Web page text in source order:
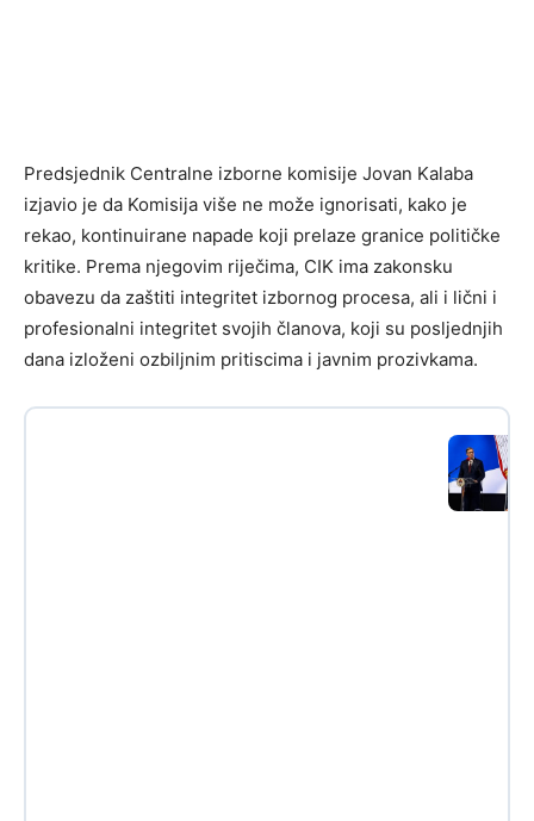
Predsjednik Centralne izborne komisije Jovan Kalaba
izjavio je da Komisija više ne može ignorisati, kako je
rekao, kontinuirane napade koji prelaze granice političke
kritike. Prema njegovim riječima, CIK ima zakonsku
obavezu da zaštiti integritet izbornog procesa, ali i lični i
profesionalni integritet svojih članova, koji su posljednjih
dana izloženi ozbiljnim pritiscima i javnim prozivkama.